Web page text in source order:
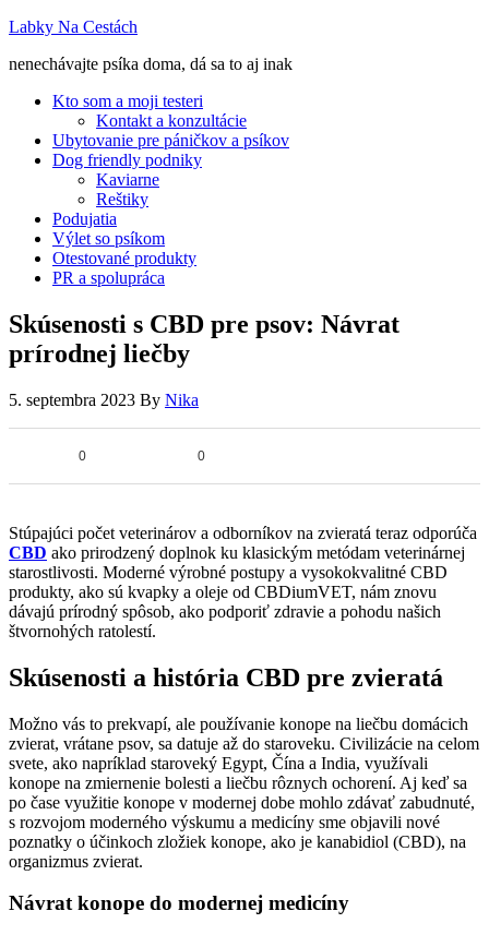
Labky Na Cestách
nenechávajte psíka doma, dá sa to aj inak
Kto som a moji testeri
Kontakt a konzultácie
Ubytovanie pre páničkov a psíkov
Dog friendly podniky
Kaviarne
Reštiky
Podujatia
Výlet so psíkom
Otestované produkty
PR a spolupráca
Skúsenosti s CBD pre psov: Návrat
prírodnej liečby
5. septembra 2023 By Nika
0 0
Stúpajúci počet veterinárov a odborníkov na zvieratá teraz odporúča
CBD ako prirodzený doplnok ku klasickým metódam veterinárnej
starostlivosti. Moderné výrobné postupy a vysokokvalitné CBD
produkty, ako sú kvapky a oleje od CBDiumVET, nám znovu
dávajú prírodný spôsob, ako podporiť zdravie a pohodu našich
štvornohých ratolestí.
Skúsenosti a história CBD pre zvieratá
Možno vás to prekvapí, ale používanie konope na liečbu domácich
zvierat, vrátane psov, sa datuje až do staroveku. Civilizácie na celom
svete, ako napríklad staroveký Egypt, Čína a India, využívali
konope na zmiernenie bolesti a liečbu rôznych ochorení. Aj keď sa
po čase využitie konope v modernej dobe mohlo zdávať zabudnuté,
s rozvojom moderného výskumu a medicíny sme objavili nové
poznatky o účinkoch zložiek konope, ako je kanabidiol (CBD), na
organizmus zvierat.
Návrat konope do modernej medicíny